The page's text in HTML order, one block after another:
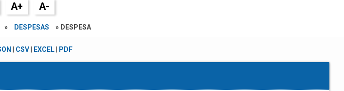
A+ A-
» DESPESAS » DESPESA
CSV| EXCEL| PDF